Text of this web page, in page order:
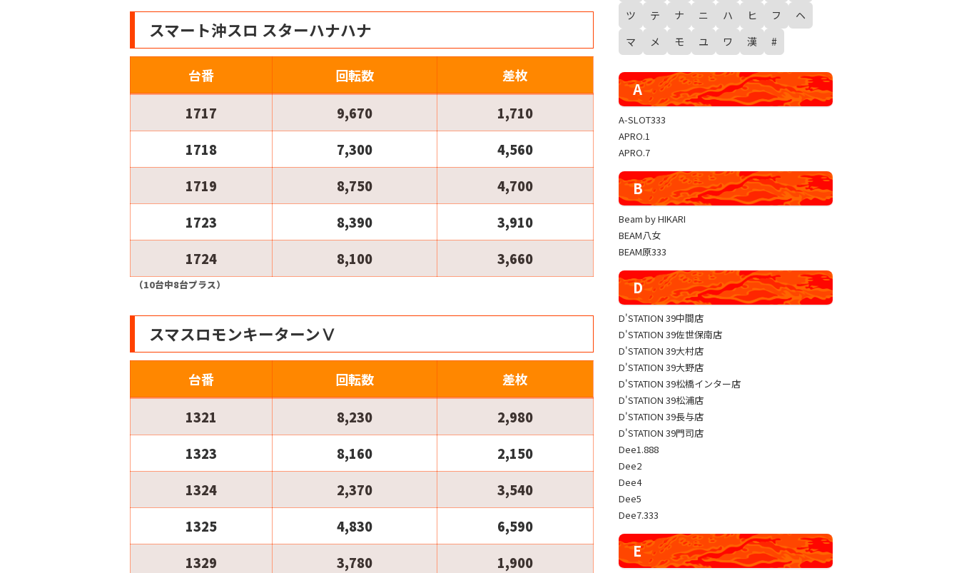
スマート沖スロ スターハナハナ
台番 回転数 差枚
1717 9,670
1,710
1718
7,300
4,560
1719
8,750
4,700
1723
8,390
3,910
1724
8,100 3,660
（10台中8台プラス）
スマスロモンキーターンⅤ
台番 回転数 差枚
1321 8,230
2,980
1323
8,160
2,150
1324
2,370
3,540
1325
4,830
6,590
1329
3,780
1,900
ギャラクシー取材
グランドクラッシュ
トリプルユニオン
天極
玉屋共闘取材
SHOW TIME取材
聖域取材
戸畑クエスト
YUKO LUCKY×FACE 共闘取材
ヴァルヴレイヴ編集部一斉調査
三共闘取材
熊本の陣
協力取材
ゼッパチ取材
ツ
テ ナ ニ ハ ヒ フ
ヘ
マ
メ モ ユ ワ 漢 #
A
A-SLOT333
APRO.1
APRO.7
B
Beam by HIKARI
BEAM八女
BEAM原333
D
D'STATION 39中間店
D'STATION 39佐世保南店
D'STATION 39大村店
D'STATION 39大野店
D'STATION 39松橋インター店
D'STATION 39松浦店
D'STATION 39長与店
D'STATION 39門司店
Dee1.888
Dee2
Dee4
Dee5
Dee7.333
E